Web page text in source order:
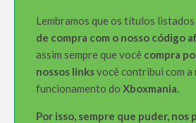
Lembramos que os títulos listados
de compra com o nosso código
assim sempre que você compra
nossos linksvocê contribui com a
funcionamento do Xboxmania.
Por isso, sempre que puder, nos